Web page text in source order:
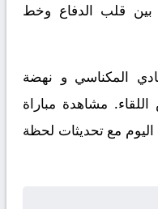
قلب الدفاع وخط
المكناسي و نهضة
مشاهدة مباراة
مع تحديثات لحظة